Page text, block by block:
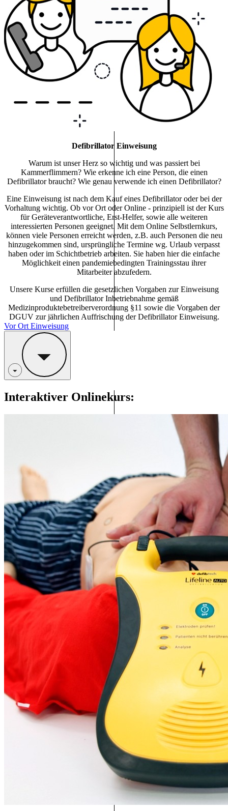
Defibrillator Einweisung
Warum ist unser Herz so wichtig und was passiert bei
Kammerflimmern? Wie erkenne ich eine Person, die einen
Defibrillator braucht? Wie genau verwende ich einen Defibrillator?
Eine Einweisung ist nach dem Kauf eines Defibrillator oder bei der
Vorhaltung wichtig. Ob vor Ort oder Online - prinzipiell ist der Kurs
für Geräteverantwortliche, Erst-Helfer, sowie alle weiteren
interessierten Personen geeignet. Mit dem Online Selbstlernkurs,
können viele Personen erreicht werden, z.B. auch Personen die neu
hinzugekommen sind, ursprüngliche Termine wg. Urlaub verpasst
haben oder im Schichtbetrieb arbeiten. Sie haben hier die einfache
Möglichkeit einen pandemiebedingten Trainingsstau ihrer
Mitarbeiter abzufedern.
Unsere Kurse erfüllen die gesetzlichen Vorgaben zur Einweisung
und Defibrillator Inbetriebnahme gemäß
Medizinproduktebetreiberverordnung §11 sowie die Vorgaben der
DGUV zur jährlichen Auffrischung der Defibrillator Einweisung.
Vor Ort Einweisung
Interaktiver Onlinekurs: